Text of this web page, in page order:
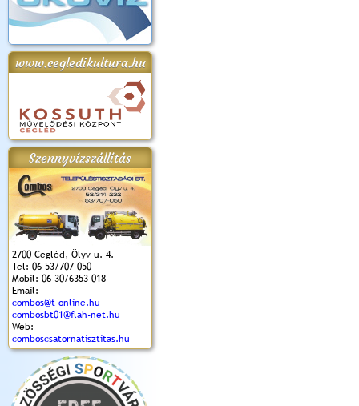
www.cegledikultura.hu
Szennyvízszállítás
2700 Cegléd, Ölyv u. 4.
Tel: 06 53/707-050
Mobil: 06 30/6353-018
Email:
combos@t-online.hu
combosbt01@flah-net.hu
Web:
comboscsatornatisztitas.hu
2018.
Kossuth Toborzó
Ünnepély
Szent István Ünnepe
(2017. 08. 20.)